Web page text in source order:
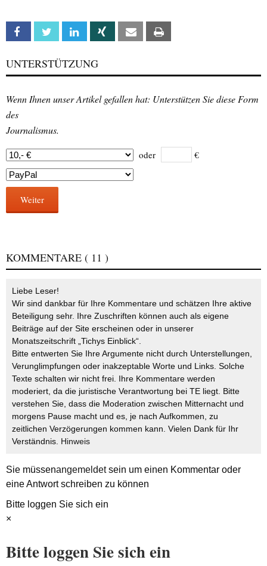
Facebook Twitter Linkedin Xing Email
UNTERSTÜTZUNG
Wenn Ihnen unser Artikel gefallen hat: Unterstützen Sie diese Form
des
Journalismus.
oder €
Weiter
KOMMENTARE ( 11 )
Liebe Leser!
Wir sind dankbar für Ihre Kommentare und schätzen Ihre aktive
Beteiligung sehr. Ihre Zuschriften können auch als eigene
Beiträge auf der Site erscheinen oder in unserer
Monatszeitschrift „Tichys Einblick“.
Bitte entwerten Sie Ihre Argumente nicht durch Unterstellungen,
Verunglimpfungen oder inakzeptable Worte und Links. Solche
Texte schalten wir nicht frei. Ihre Kommentare werden
moderiert, da die juristische Verantwortung bei TE liegt. Bitte
verstehen Sie, dass die Moderation zwischen Mitternacht und
morgens Pause macht und es, je nach Aufkommen, zu
zeitlichen Verzögerungen kommen kann. Vielen Dank für Ihr
Verständnis. Hinweis
Sie müssenangemeldetsein um einen Kommentar oder
eine Antwort schreiben zu können
Bitte loggen Sie sich ein
×
Bitte loggen Sie sich ein